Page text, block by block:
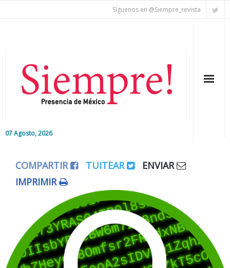
Síguenos en @Siempre_revista
07 Agosto, 2026
Editorial
Colaboradores
Internacional
COMPARTIR TUITEAR
ENVIAR
IMPRIMIR